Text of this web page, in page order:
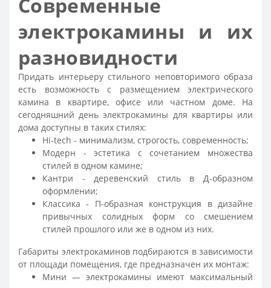
электрокамины и их
разновидности
Придать интерьеру стильного неповторимого образа
есть возможность с размещением электрического
камина в квартире, офисе или частном доме. На
сегодняшний день электрокамины для квартиры или
дома доступны в таких стилях:
Hi-tech - минимализм, строгость, современность;
Модерн - эстетика с сочетанием множества
стилей в одном камине;
Кантри - деревенский стиль в Д-образном
оформлении;
Классика - П-образная конструкция в дизайне
привычных солидных форм со смешением
стилей прошлого или же в одном из них.
Габариты электрокаминов подбираются в зависимости
от площади помещения, где предназначен их монтаж:
Мини — электрокамины имеют максимальный